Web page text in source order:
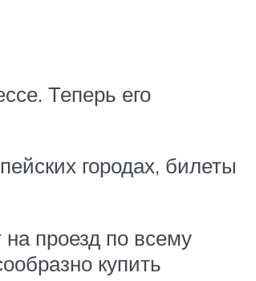
Теперь его
городах, билеты
проезд по всему
купить